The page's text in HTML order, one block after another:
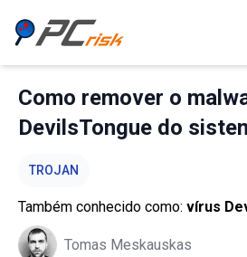
Como remover o
DevilsTongue do
TROJAN
Também conhecido como: vírus
Tomas Meskauskas